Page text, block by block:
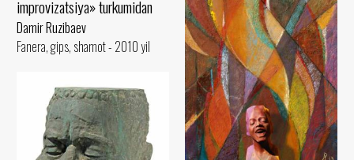
improvizatsiya» turkumidan
Damir Ruzibaev
Fanera, gips, shamot - 2010 yil